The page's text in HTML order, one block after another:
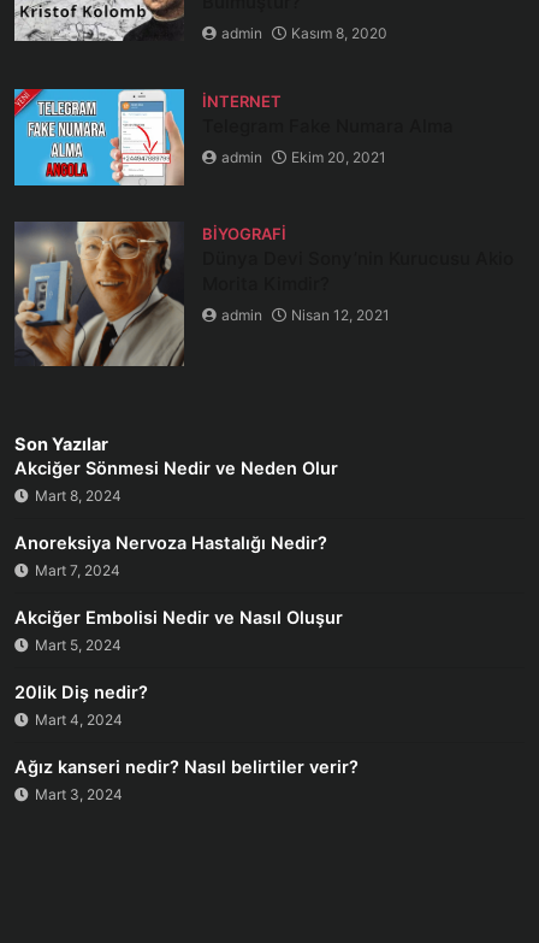
admin Kasım 8, 2020
İNTERNET
admin Ekim 20, 2021
BIYOGRAFI
admin Nisan 12, 2021
Son Yazılar
Akciğer Sönmesi Nedir ve Neden Olur
Mart 8, 2024
Anoreksiya Nervoza Hastalığı Nedir?
Mart 7, 2024
Akciğer Embolisi Nedir ve Nasıl Oluşur
Mart 5, 2024
20lik Diş nedir?
Mart 4, 2024
Ağız kanseri nedir? Nasıl belirtiler verir?
Mart 3, 2024